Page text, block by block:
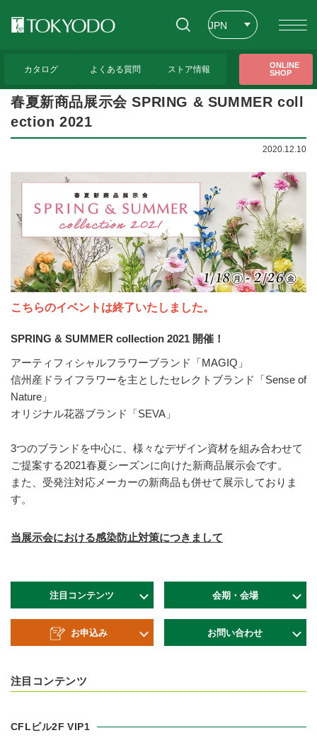
JPN
カタログ よくある質問 ストア情報
ONLINE
SHOP
春夏新商品展示会 SPRING & SUMMER collectio
n 2021
春夏新商品展示会 SPRING & SUMMER coll
ection 2021
2020.12.10
こちらのイベントは終了いたしました。
SPRING & SUMMER collection 2021 開催！
アーティフィシャルフラワーブランド「MAGIQ」
信州産ドライフラワーを主としたセレクトブランド「Sense of
Nature」
オリジナル花器ブランド「SEVA」
3つのブランドを中心に、様々なデザイン資材を組み合わせて
ご提案する2021春夏シーズンに向けた新商品展示会です。
また、受発注対応メーカーの新商品も併せて展示しておりま
す。
当展示会における感染防止対策につきまして
注目コンテンツ 会期・会場
お申込み お問い合わせ
注目コンテンツ
CFLビル2F VIP1